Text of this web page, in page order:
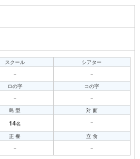
スクール
－
シアター
－
ロの字
－
コの字
－
島 型
14名
対 面
－
正 餐
－
立 食
－